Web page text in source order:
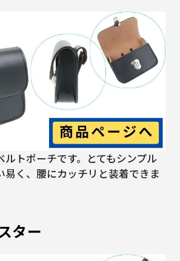
ルトポーチです。とてもシンプル
易く、腰にカッチリと装着できま
ター